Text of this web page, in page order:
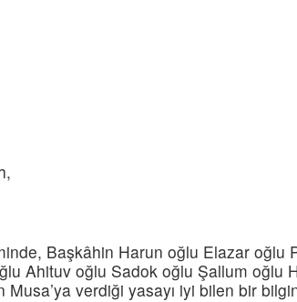
Başkâhin Harun oğlu Elazar
Ahituv oğlu Sadok oğlu Şallum oğlu
verdiği yasayı iyi bilen bir